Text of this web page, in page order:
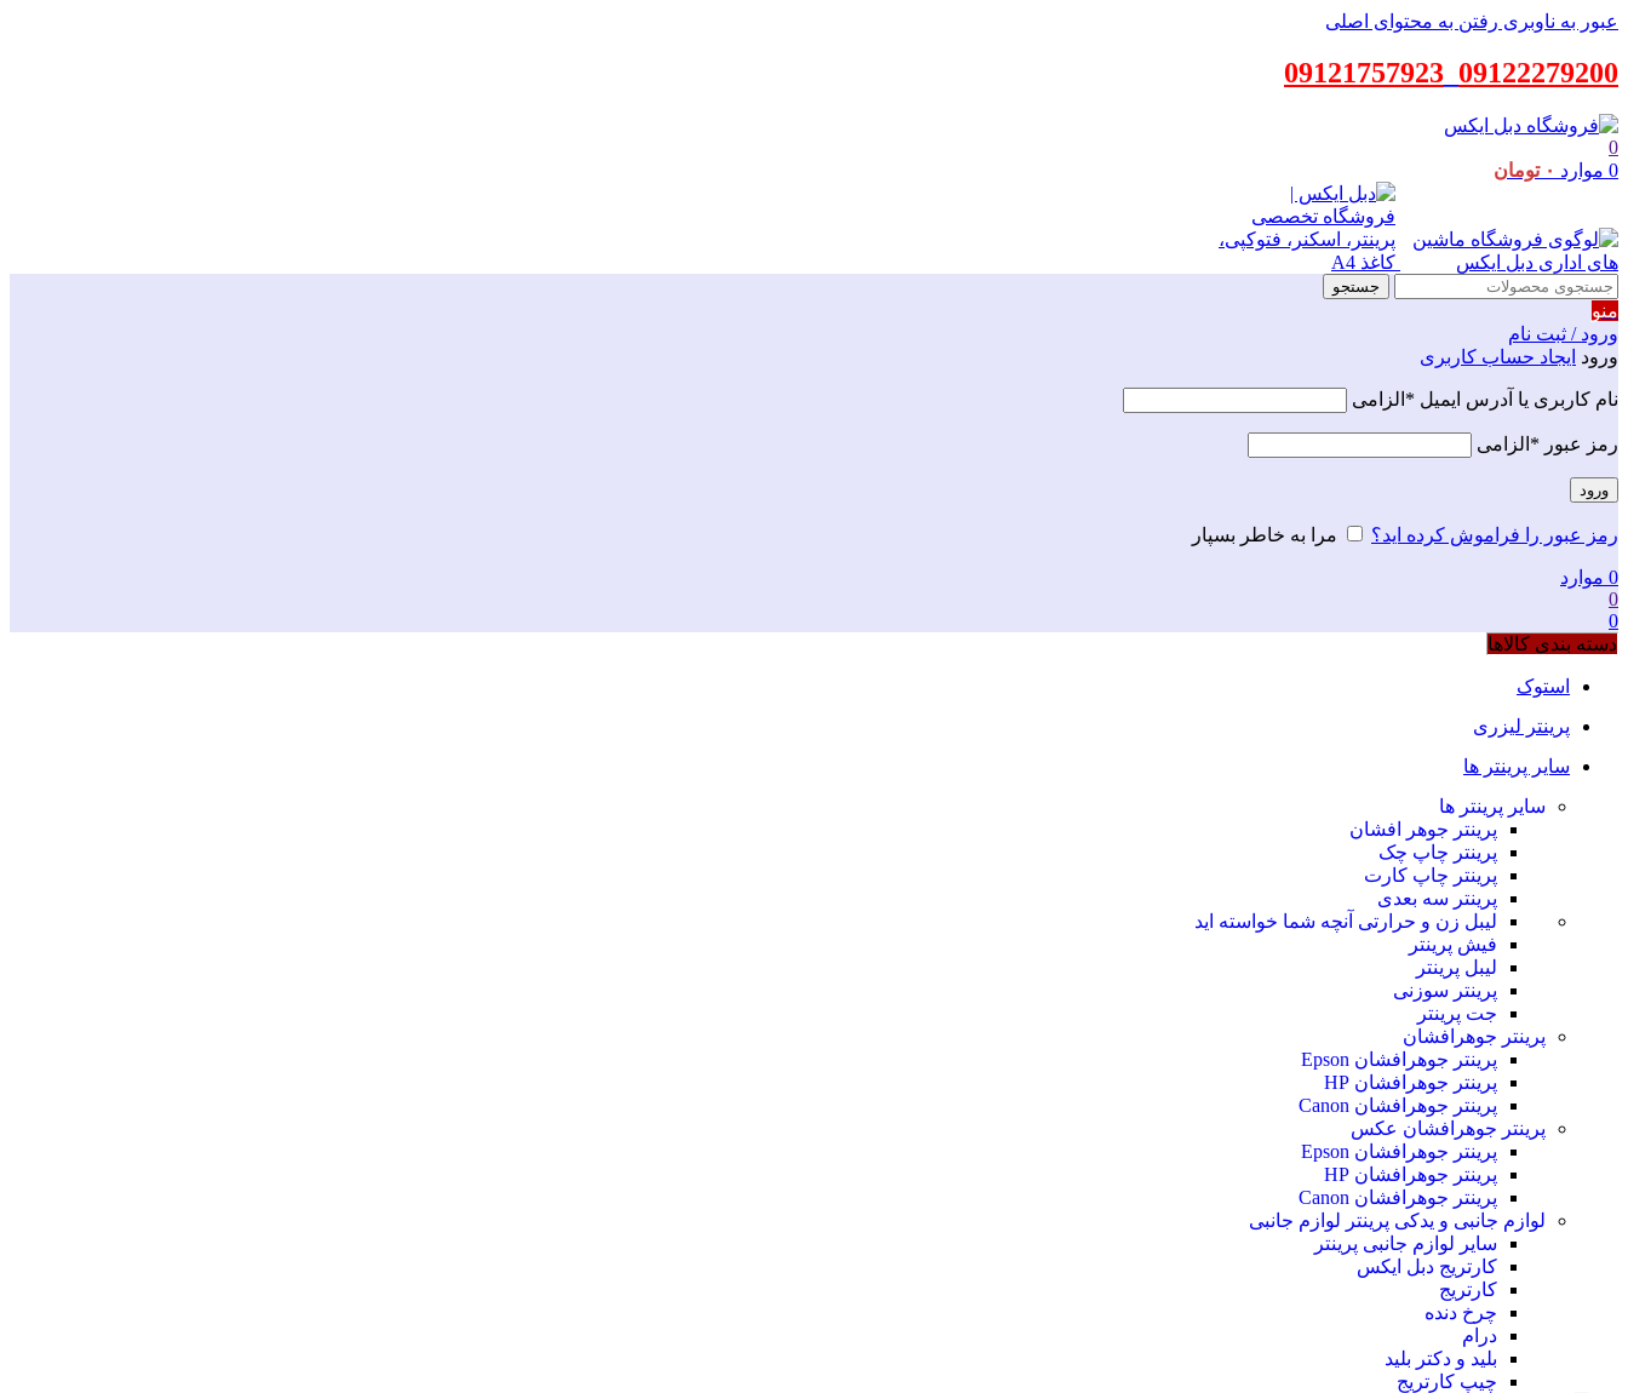
عبور به ناوبری رفتن به محتوای اصلی
09122279200
09121757923
0
0 موارد ۰ تومان
جستجو
منو
ورود / ثبت نام
ورود ایجاد حساب کاربری
نام کاربری یا آدرس ایمیل * الزامی
رمز عبور * الزامی
ورود
رمز عبور را فراموش کرده اید؟ مرا به خاطر بسپار
0 موارد
0
0
دسته بندی کالاها
استوک
پرینتر لیزری
سایر پرینتر ها
سایر پرینتر ها
پرینتر جوهر افشان
پرینتر چاپ چک
پرینتر چاپ کارت
پرینتر سه بعدی
لیبل زن و حرارتی آنچه شما خواسته اید
فیش پرینتر
لیبل پرینتر
پرینتر سوزنی
جت پرینتر
پرینتر جوهرافشان
پرینتر جوهرافشان Epson
پرینتر جوهرافشان HP
پرینتر جوهرافشان Canon
پرینتر جوهرافشان عکس
پرینتر جوهرافشان Epson
پرینتر جوهرافشان HP
پرینتر جوهرافشان Canon
لوازم جانبی و یدکی پرینتر لوازم جانبی
سایر لوازم جانبی پرینتر
کارتریج دبل ایکس
کارتریج
چرخ دنده
درام
بلید و دکتر بلید
چیپ کارتریج